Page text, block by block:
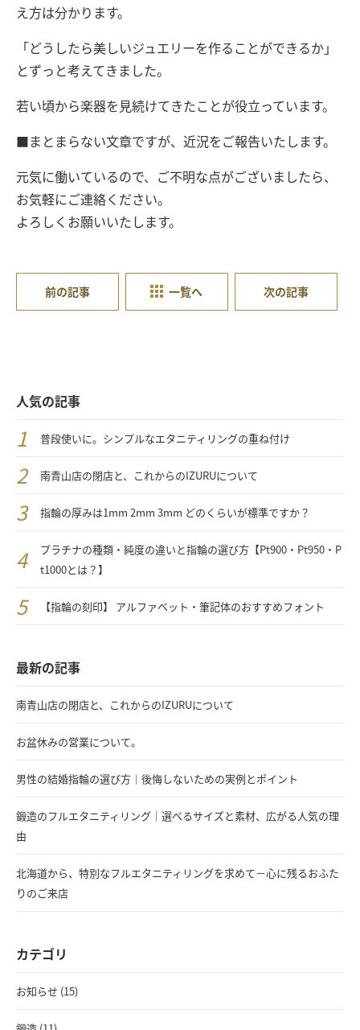
え方は分かります。
「どうしたら美しいジュエリーを作ることができるか」
とずっと考えてきました。
若い頃から楽器を見続けてきたことが役立っています。
■まとまらない文章ですが、近況をご報告いたします。
元気に働いているので、ご不明な点がございましたら、
お気軽にご連絡ください。
よろしくお願いいたします。
前の記事 一覧へ 次の記事
人気の記事
普段使いに。シンプルなエタニティリングの重ね付け
南青山店の閉店と、これからのIZURUについて
指輪の厚みは1mm 2mm 3mm どのくらいが標準ですか？
プラチナの種類・純度の違いと指輪の選び方【Pt900・Pt950・P
t1000とは？】
【指輪の刻印】 アルファベット・筆記体のおすすめフォント
最新の記事
南青山店の閉店と、これからのIZURUについて
お盆休みの営業について。
男性の結婚指輪の選び方｜後悔しないための実例とポイント
鍛造のフルエタニティリング｜選べるサイズと素材、広がる人気の理
由
北海道から、特別なフルエタニティリングを求めて－心に残るおふた
りのご来店
カテゴリ
お知らせ (15)